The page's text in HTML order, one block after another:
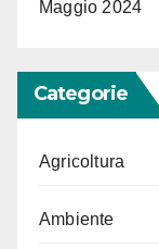
Maggio 2024
Categorie
Agricoltura
Ambiente